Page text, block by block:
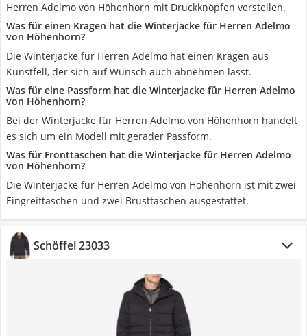
Herren Adelmo von Höhenhorn mit Druckknöpfen verstellen.
Was für einen Kragen hat die Winterjacke für Herren Adelmo
von Höhenhorn?
Die Winterjacke für Herren Adelmo hat einen Kragen aus
Kunstfell, der sich auf Wunsch auch abnehmen lässt.
Was für eine Passform hat die Winterjacke für Herren Adelmo
von Höhenhorn?
Bei der Winterjacke für Herren Adelmo von Höhenhorn handelt
es sich um ein Modell mit gerader Passform.
Was für Fronttaschen hat die Winterjacke für Herren Adelmo
von Höhenhorn?
Die Winterjacke für Herren Adelmo von Höhenhorn ist mit zwei
Eingreiftaschen und zwei Brusttaschen ausgestattet.
Schöffel 23033